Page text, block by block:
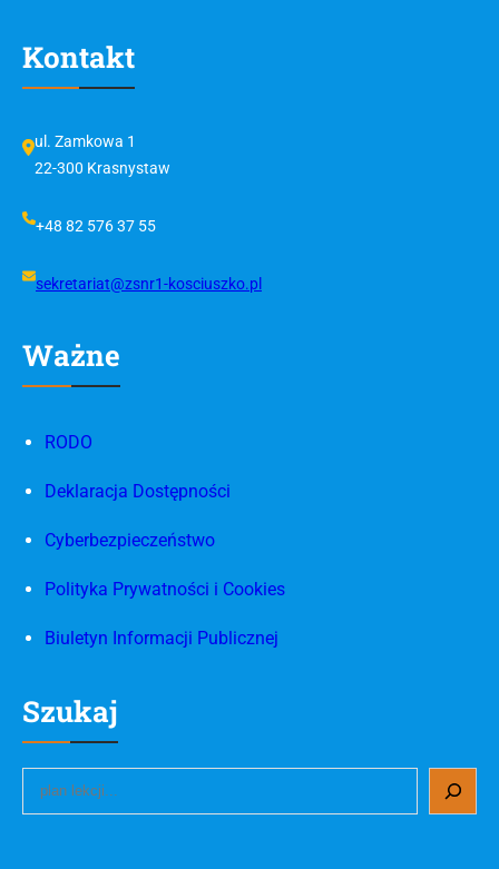
Kontakt
ul. Zamkowa 1
22-300 Krasnystaw
+48 82 576 37 55
sekretariat@zsnr1-kosciuszko.pl
Ważne
RODO
Deklaracja Dostępności
Cyberbezpieczeństwo
Polityka Prywatności i Cookies
Biuletyn Informacji Publicznej
Szukaj